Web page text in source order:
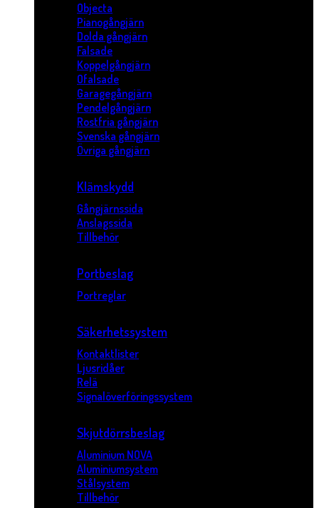
Objecta
Pianogångjärn
Dolda gångjärn
Falsade
Koppelgångjärn
Ofalsade
Garagegångjärn
Pendelgångjärn
Rostfria gångjärn
Svenska gångjärn
Övriga gångjärn
Klämskydd
Gångjärnssida
Anslagssida
Tillbehör
Portbeslag
Portreglar
Säkerhetssystem
Kontaktlister
Ljusridåer
Relä
Signalöverföringssystem
Skjutdörrsbeslag
Aluminium NOVA
Aluminiumsystem
Stålsystem
Tillbehör